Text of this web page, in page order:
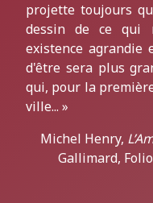
projette toujours
dessin de ce qui
existence
d'être sera plus
qui, pour la
ville... »
Michel Henry,
Gallimard,